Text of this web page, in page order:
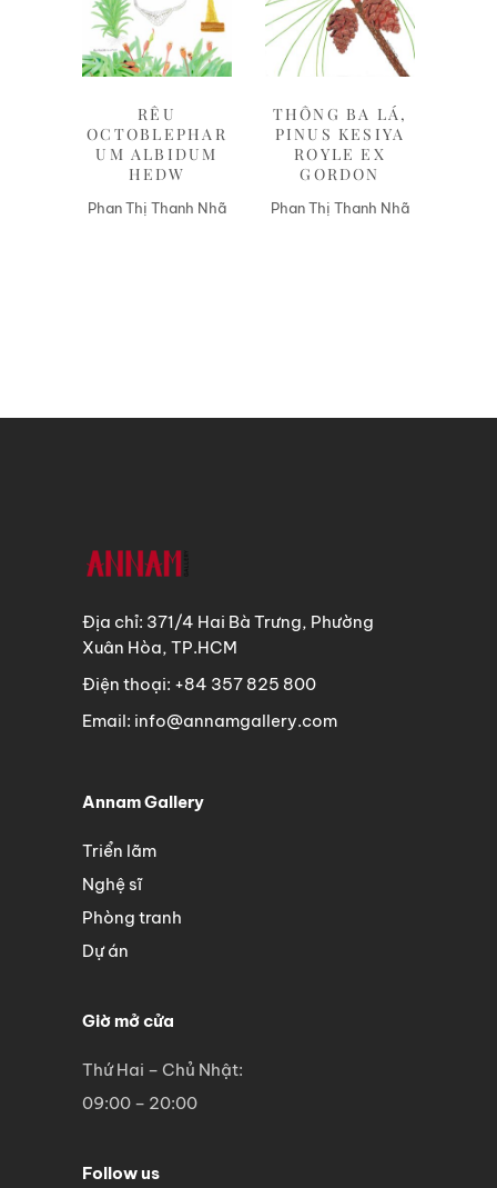
Liên hệ
RÊU
OCTOBLEPHAR
UM ALBIDUM
HEDW
Phan Thị Thanh Nhã
Liên hệ
THÔNG BA LÁ,
PINUS KESIYA
ROYLE EX
GORDON
Phan Thị Thanh Nhã
Địa chỉ: 371/4 Hai Bà Trưng, Phường
Xuân Hòa, TP.HCM
Điện thoại: +84 357 825 800
Email: info@annamgallery.com
Annam Gallery
Triển lãm
Nghệ sĩ
Phòng tranh
Dự án
Giờ mở cửa
Thứ Hai – Chủ Nhật:
09:00 – 20:00
Follow us